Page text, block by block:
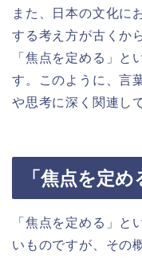
また、日本の文化に
する考え方が古くか
「焦点を定める」と
す。このように、言
や思考に深く関連し
「焦点を定
「焦点を定める」と
いものですが、その